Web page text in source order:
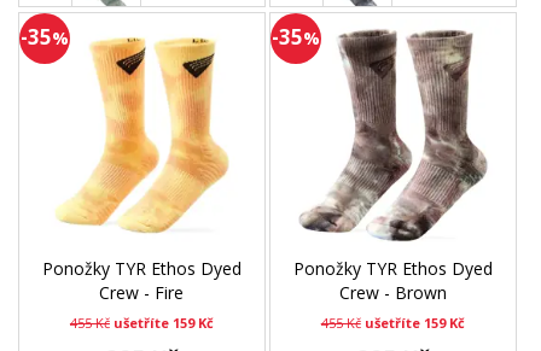
-35%
Ponožky TYR Ethos Dyed
Crew - Fire
455 Kč ušetříte 159 Kč
-35%
Ponožky TYR Ethos Dyed
Crew - Brown
455 Kč ušetříte 159 Kč